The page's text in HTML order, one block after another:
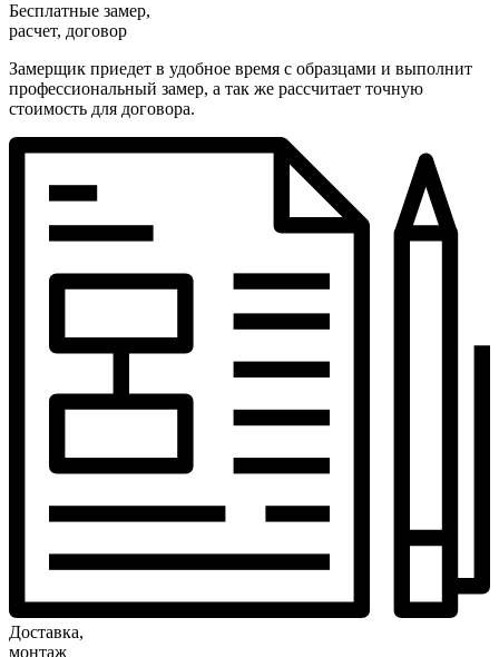
Бесплатные замер,
расчет, договор
Замерщик приедет в удобное время с образцами и выполнит
профессиональный замер, а так же рассчитает точную
стоимость для договора.
Доставка,
монтаж